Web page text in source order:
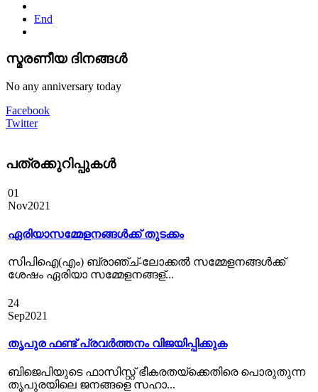
End
സ്മരണീയ ദിനങ്ങൾ
No any anniversary today
Facebook
Twitter
പത്രക്കുറിപ്പുകള്‍
01
Nov2021
ഏരിയാസമ്മേളനങ്ങൾക്ക് തുടക്കം
സിപിഐ(എം) ബ്രാഞ്ച്-ലോക്കല്‍ സമ്മേളനങ്ങള്‍ക്ക്
ശേഷം ഏരിയാ സമ്മേളനങ്ങള്...
24
Sep2021
തൃപുര ഫണ്ട് പ്രവര്‍ത്തനം വിജയിപ്പിക്കുക
ബിജെപിയുടെ ഫാസിസ്റ്റ് ഭീകരതയ്ക്കെതിരെ പൊരുതുന്ന
തൃപുരയിലെ ജനങ്ങളെ സഹാ...